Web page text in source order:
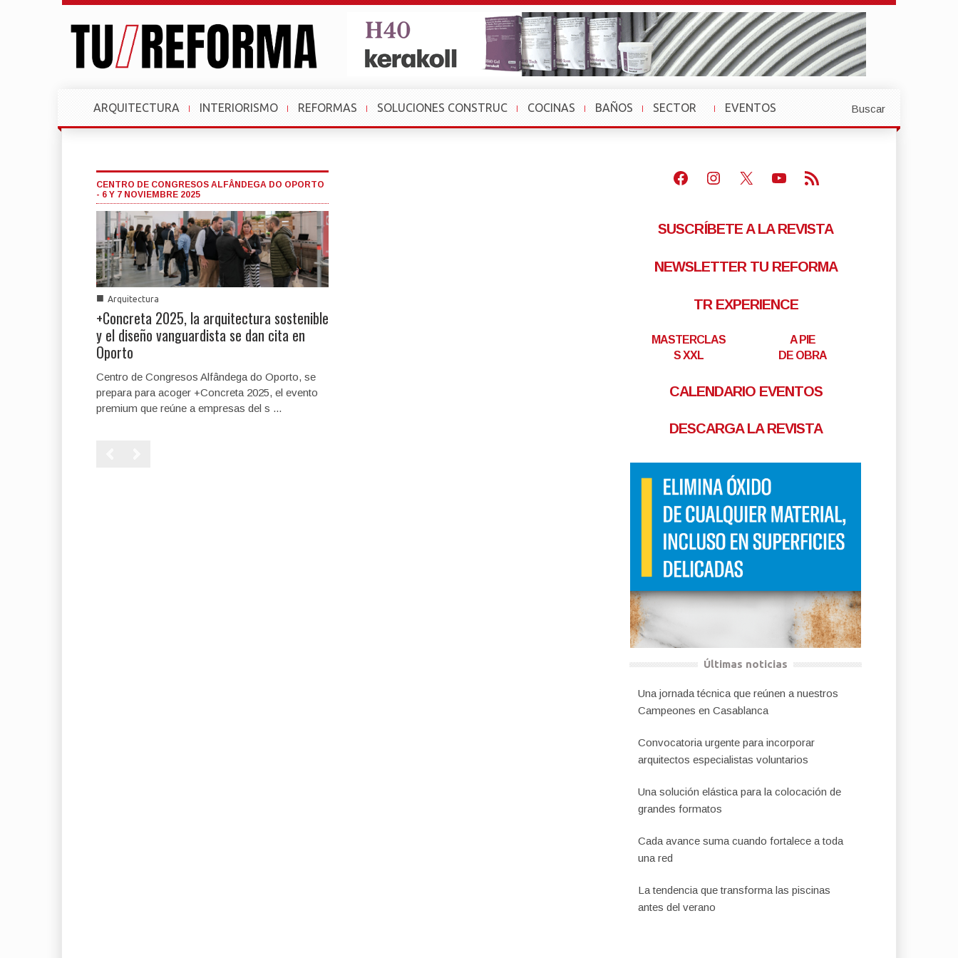
ARQUITECTURA INTERIORISMO REFORMAS SOLUCIONES CONSTRUC COCINAS BAÑOS
SECTOR
»
EVENTOS
»
Buscar
CENTRO DE CONGRESOS ALFÂNDEGA DO OPORTO
- 6 Y 7 NOVIEMBRE 2025
■ Arquitectura
+Concreta 2025, la arquitectura sostenible
y el diseño vanguardista se dan cita en
Oporto
Centro de Congresos Alfândega do Oporto, se
prepara para acoger +Concreta 2025, el evento
premium que reúne a empresas del s ...
Facebook
Instagram
X Youtube
Feed RSS
SUSCRÍBETE A LA REVISTA
NEWSLETTER TU REFORMA
TR EXPERIENCE
MASTERCLAS
S XXL
A PIE
DE OBRA
CALENDARIO EVENTOS
DESCARGA LA REVISTA
Últimas noticias
Una jornada técnica que reúnen a nuestros
Campeones en Casablanca
Convocatoria urgente para incorporar
arquitectos especialistas voluntarios
Una solución elástica para la colocación de
grandes formatos
Cada avance suma cuando fortalece a toda
una red
La tendencia que transforma las piscinas
antes del verano